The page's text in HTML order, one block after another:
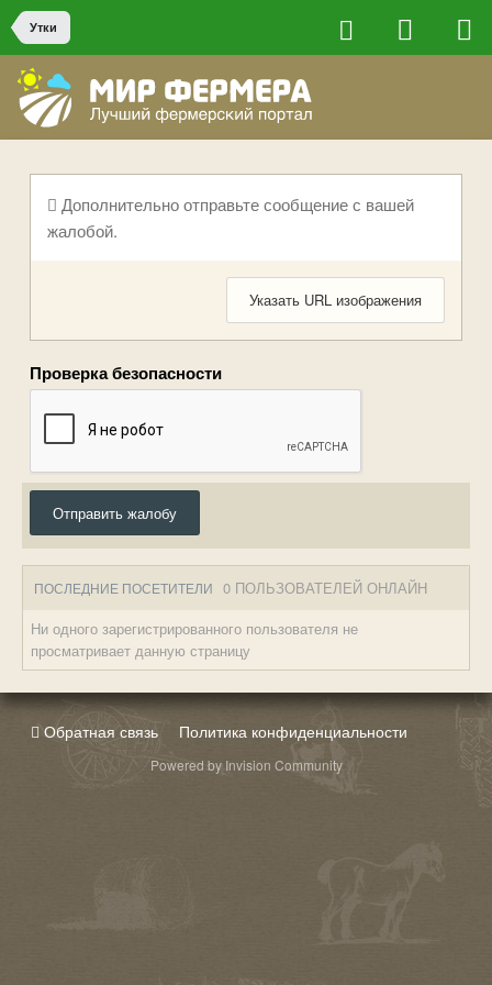
Утки
Дополнительно отправьте сообщение с вашей
жалобой.
Указать URL изображения
Проверка безопасности
Отправить жалобу
ПОСЛЕДНИЕ ПОСЕТИТЕЛИ 0 ПОЛЬЗОВАТЕЛЕЙ ОНЛАЙН
Ни одного зарегистрированного пользователя не
просматривает данную страницу
Обратная связь Политика конфиденциальности
Powered by Invision Community